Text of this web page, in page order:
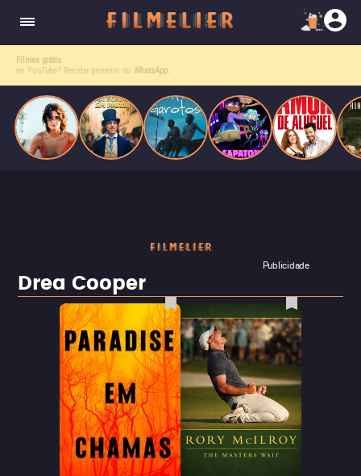
Filmes grátis
no YouTube? Receba primeiro no WhatsApp.
Publicidade
Drea Cooper
escrevia e a vida real começa a desaparecer.